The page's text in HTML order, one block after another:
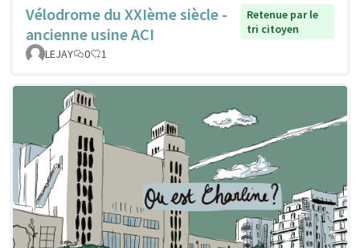
Vélodrome du XXIème siècle -
ancienne usine ACI
Retenue par le
tri citoyen
LEJAY
0 1